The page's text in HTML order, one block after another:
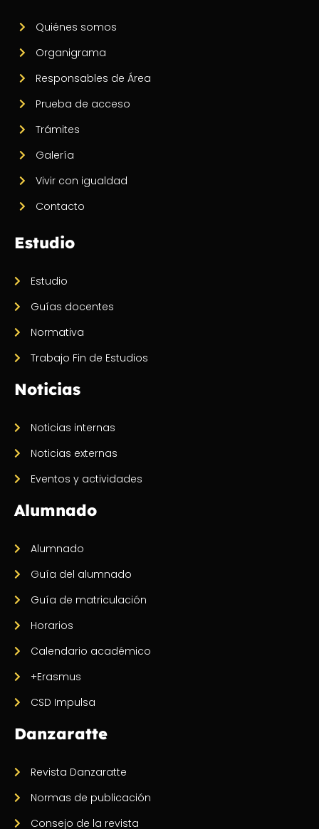
Quiénes somos
Organigrama
Responsables de Área
Prueba de acceso
Trámites
Galería
Vivir con igualdad
Contacto
Estudio
Estudio
Guías docentes
Normativa
Trabajo Fin de Estudios
Noticias
Noticias internas
Noticias externas
Eventos y actividades
Alumnado
Alumnado
Guía del alumnado
Guía de matriculación
Horarios
Calendario académico
+Erasmus
CSD Impulsa
Danzaratte
Revista Danzaratte
Normas de publicación
Consejo de la revista